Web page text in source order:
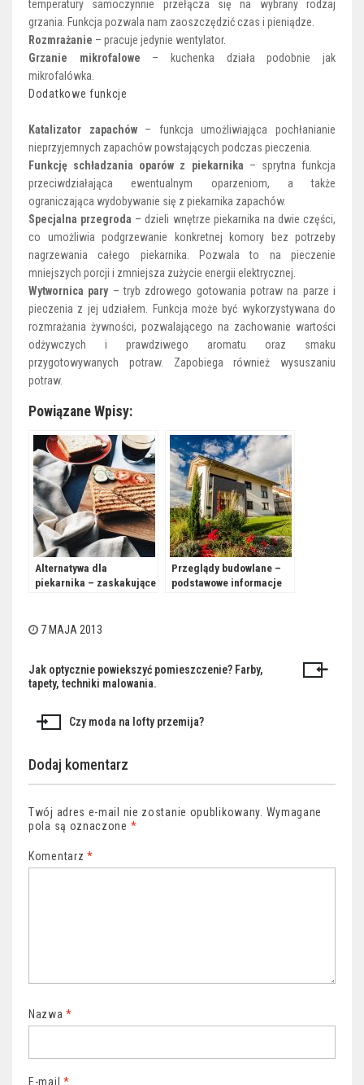
temperatury samoczynnie przełącza się na wybrany rodzaj
grzania. Funkcja pozwala nam zaoszczędzić czas i pieniądze.
Rozmrażanie – pracuje jedynie wentylator.
Grzanie mikrofalowe – kuchenka działa podobnie jak
mikrofalówka.
Dodatkowe funkcje
Katalizator zapachów– funkcja umożliwiająca pochłanianie
nieprzyjemnych zapachów powstających podczas pieczenia.
Funkcję schładzania oparów z piekarnika – sprytna funkcja
przeciwdziałająca ewentualnym oparzeniom, a także
ograniczająca wydobywanie się z piekarnika zapachów.
Specjalna przegroda – dzieli wnętrze piekarnika na dwie części,
co umożliwia podgrzewanie konkretnej komory bez potrzeby
nagrzewania całego piekarnika. Pozwala to na pieczenie
mniejszych porcji i zmniejsza zużycie energii elektrycznej.
Wytwornica pary – tryb zdrowego gotowania potraw na parze i
pieczenia z jej udziałem. Funkcja może być wykorzystywana do
rozmrażania żywności, pozwalającego na zachowanie wartości
odżywczych i prawdziwego aromatu oraz smaku
przygotowywanych potraw. Zapobiega również wysuszaniu
potraw.
Powiązane Wpisy:
Alternatywa dla
piekarnika – zaskakujące
Przeglądy budowlane –
podstawowe informacje
7 MAJA 2013
Nawigacja
Jak optycznie powiekszyć pomieszczenie? Farby,
tapety, techniki malowania.
Czy moda na lofty przemija?
Dodaj komentarz
Twój adres e-mail nie zostanie opublikowany. Wymagane
pola są oznaczone *
Komentarz *
Nazwa*
E-mail *